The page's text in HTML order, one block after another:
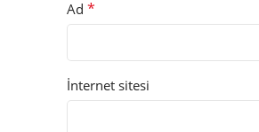
Ad *
İnternet sitesi